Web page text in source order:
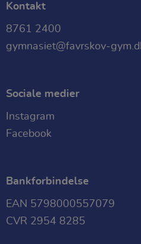
Kontakt
8761 2400
gymnasiet@favrskov-
Sociale medier
Instagram
Facebook
Bankforbindelse
EAN 5798000557079
CVR 2954 8285
design,
en hjemmeside. Fx ved
hjemmesiden bruges.